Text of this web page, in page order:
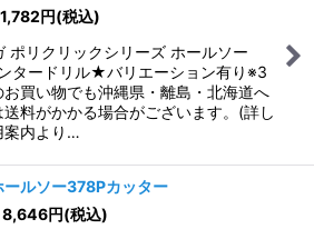
円(税込)
リクリックシリーズ ホールソー
タードリル★バリエーション有り※3
買い物でも沖縄県・離島・北海道へ
料がかかる場合がございます。(詳し
案内より…
ールソー378Pカッター
8,646円(税込)